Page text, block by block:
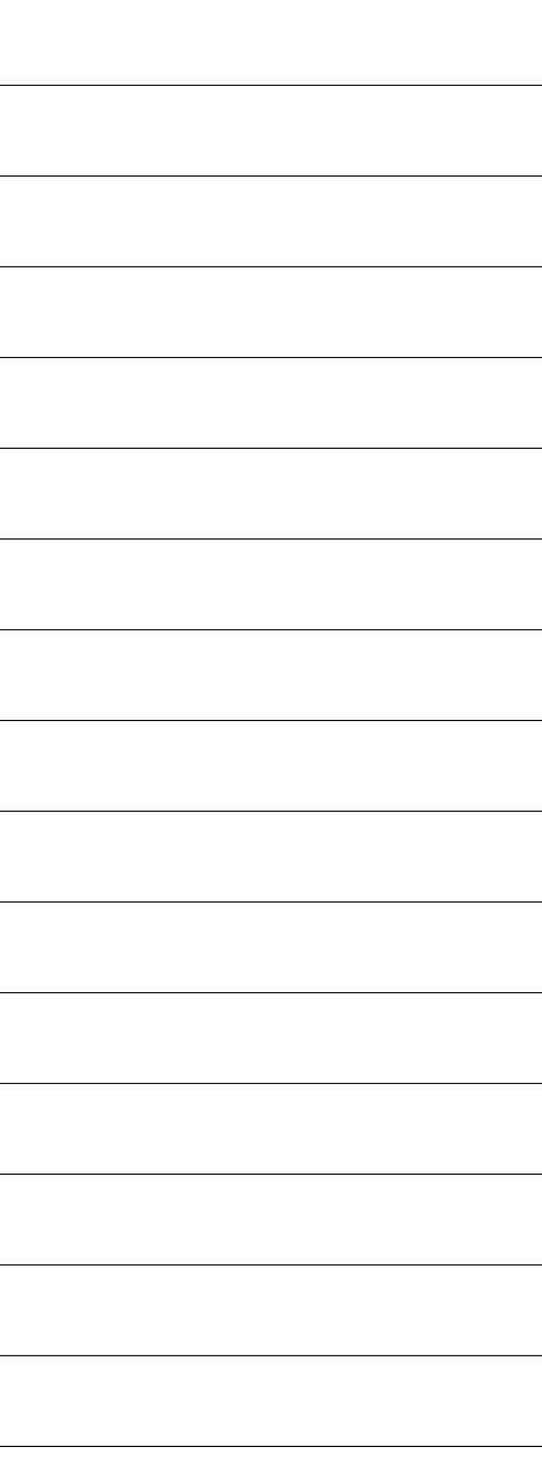
Dobrich
Pernik
Jihočeský kraj
Ústecký kraj
Distrito de Lárnaca
Primorsko-goranska županija
Košický kraj
Ljubljana
Castilla y León
Ben Arous
Tartu maakond
Central Luzon
Occitanie Pays
Tbilisi
Basilicata
Molise
Veneto
Irbid Governorate